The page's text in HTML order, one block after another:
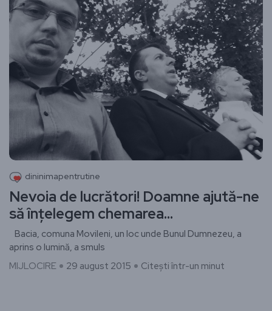
dininimapentrutine
Nevoia de lucrători! Doamne ajută-ne
să înțelegem chemarea…
Bacia, comuna Movileni, un loc unde Bunul Dumnezeu, a
aprins o lumină, a smuls
MIJLOCIRE
29 august 2015 Citești într-un minut